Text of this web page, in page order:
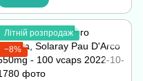
Літній розпродаж
−8%